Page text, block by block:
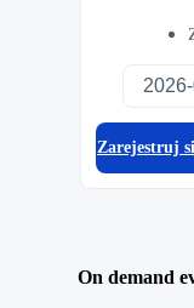
Zarejestruj
On demand